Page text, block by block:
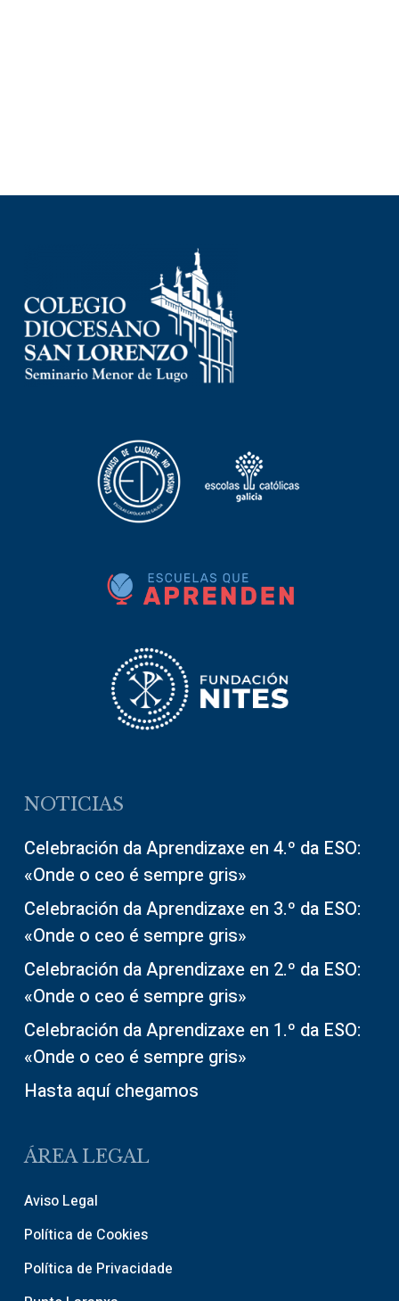
NOTICIAS
Celebración da Aprendizaxe en 4.º da ESO:
«Onde o ceo é sempre gris»
Celebración da Aprendizaxe en 3.º da ESO:
«Onde o ceo é sempre gris»
Celebración da Aprendizaxe en 2.º da ESO:
«Onde o ceo é sempre gris»
Celebración da Aprendizaxe en 1.º da ESO:
«Onde o ceo é sempre gris»
Hasta aquí chegamos
ÁREA LEGAL
Aviso Legal
Política de Cookies
Política de Privacidade